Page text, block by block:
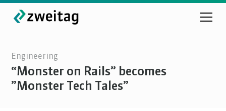
Engineering
“Monster on Rails” becomes
”Monster Tech Tales”